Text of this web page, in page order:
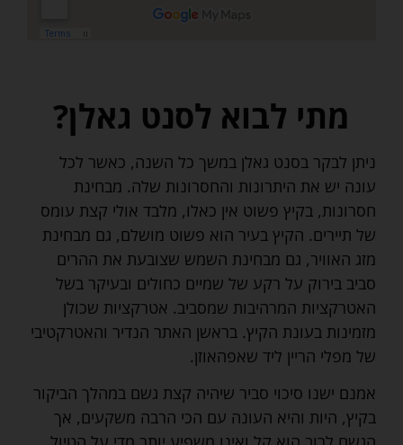
מתי לבוא לסנט גאלן?
ניתן לבקר בסנט גאלן במשך כל השנה, כאשר לכל
עונה יש את היתרונות והחסרונות שלה. מבחינת
חסרונות, בקיץ פשוט אין כאלו, מלבד אולי קצת עומס
של תיירים. הקיץ בעיר הוא פשוט מושלם, גם מבחינת
מזג האוויר, גם מבחינת השמש שצובעת את ההרים
סביב בירוק על רקע של שמיים כחולים ובעיקר בשל
האטרקציות המרהיבות שמסביב. אטרקציות שכולן
מזמינות בעונת הקיץ. בראשן האתר הנדיר והאטרקטיבי
של מפלי הריין ליד שאפהאוזן.
אמנם ישנו סיכוי סביר שיהיה קצת גשם במהלך הביקור
בקיץ, היות והיא העונה עם הכי הרבה משקעים, אך